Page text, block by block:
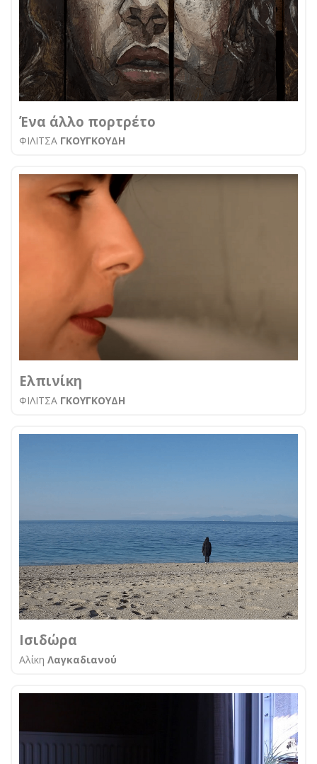
Ένα άλλο πορτρέτο
ΦΙΛΙΤΣΑ ΓΚΟΥΓΚΟΥΔΗ
Ελπινίκη
ΦΙΛΙΤΣΑ ΓΚΟΥΓΚΟΥΔΗ
Ισιδώρα
Αλίκη Λαγκαδιανού